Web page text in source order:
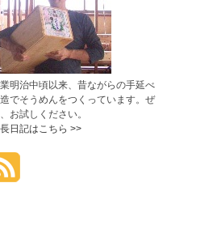
明治中頃以来、昔ながらの手延べ
でそうめんをつくっています。ぜ
お試しください。
日記はこちら >>